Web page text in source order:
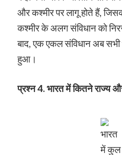
और कश्मीर पर लागू होते हैं,
कश्मीर के अलग संविधान को
बाद, एक एकल संविधान अब सभी
हुआ।
प्रश्न 4. भारत में कितने राज्य
भारत
में कुल